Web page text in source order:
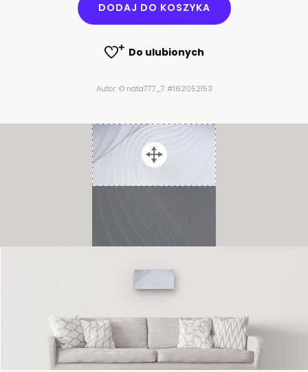
DODAJ DO KOSZYKA
Do ulubionych
Autor: © nata777_7 #162052153